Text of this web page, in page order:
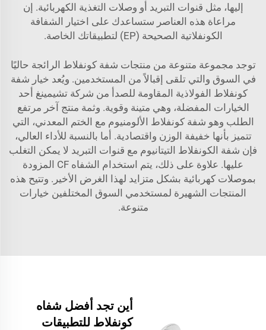
إليها، مثل قنوات التبريد أو وصلات التغذية الكهربائية. إن
مراعاة هذه العناصر ستساعدك على اختيار الشفافة
الكونفلاتية الصحيحة (EP) لتطبيقاتك الخاصة.
توجد مجموعة متنوعة من منتجات شفة كونفلاط الرائجة حاليًا
في السوق والتي تلقى إقبالاً من المستخدمين. ويُعد خيار شفة
كونفلاط الفولاذية المقاومة للصدأ من شركة تشيمينغ أحد
الخيارات المفضلة، وهي متينة وقوية. وثمة منتج آخر مرتفع
الطلب وهو شفة كونفلاط الألومنيوم مع الختم المعدني، التي
تتميز بأنها خفيفة الوزن واقتصادية. أما بالنسبة للأداء العالي،
فإن شفة الكونفلاط التيتانيوم مع قنوات التبريد لا يمكن التغلب
عليها. علاوة على ذلك، يتم استخدام الشفاه CF المزودة
بموصلات كهربائية بشكل متزايد لهذا الغرض الأخير. وتتيح هذه
المنتجات الشهيرة لمستخدمي السوق المختلفين خيارات
متنوعة.
أين تجد أفضل شفاه
كونفلاط للتطبيقات